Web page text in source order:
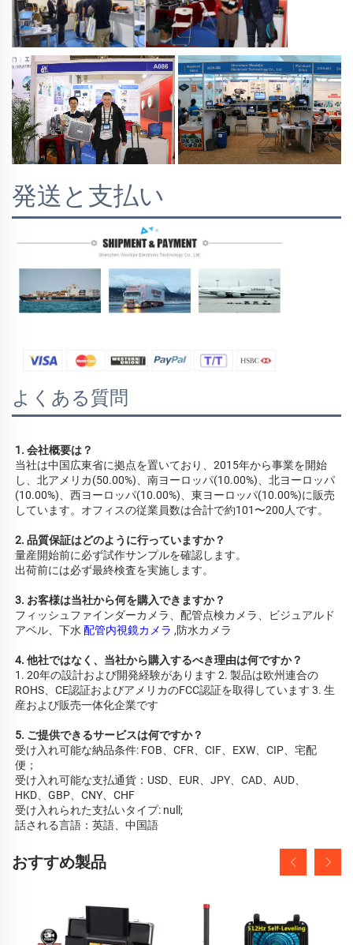
発送と支払い
よくある質問
1. 会社概要は？
当社は中国広東省に拠点を置いており、2015年から事業を開始
し、北アメリカ(50.00%)、南ヨーロッパ(10.00%)、北ヨーロッパ
(10.00%)、西ヨーロッパ(10.00%)、東ヨーロッパ(10.00%)に販売
しています。オフィスの従業員数は合計で約101〜200人です。
2. 品質保証はどのように行っていますか？
量産開始前に必ず試作サンプルを確認します。
出荷前には必ず最終検査を実施します。
3. お客様は当社から何を購入できますか？
フィッシュファインダーカメラ、配管点検カメラ、ビジュアルド
アベル、下水 配管内視鏡カメラ ,防水カメラ
4. 他社ではなく、当社から購入するべき理由は何ですか？
1. 20年の設計および開発経験があります 2. 製品は欧州連合の
ROHS、CE認証およびアメリカのFCC認証を取得しています 3. 生
産および販売一体化企業です
5. ご提供できるサービスは何ですか？
受け入れ可能な納品条件: FOB、CFR、CIF、EXW、CIP、宅配
便；
受け入れ可能な支払通貨：USD、EUR、JPY、CAD、AUD、
HKD、GBP、CNY、CHF
受け入れられた支払いタイプ: null;
話される言語：英語、中国語
おすすめ製品